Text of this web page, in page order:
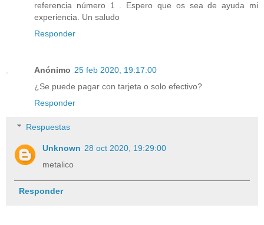
referencia número 1 . Espero que os sea de ayuda mi
experiencia. Un saludo
Responder
Anónimo 25 feb 2020, 19:17:00
¿Se puede pagar con tarjeta o solo efectivo?
Responder
Respuestas
Unknown 28 oct 2020, 19:29:00
metalico
Responder